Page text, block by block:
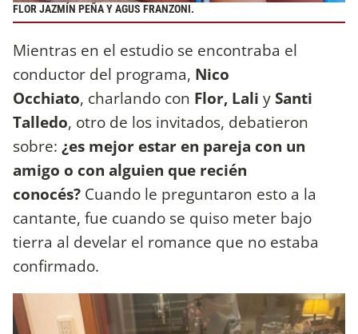
FLOR JAZMÍN PEÑAYAGUS FRANZONI.
Mientras en el estudio se encontraba el
conductor del programa, Nico
Occhiato, charlando con Flor, Lali ySanti
Talledo, otro de los invitados, debatieron
sobre: ¿es mejor estar en pareja con un
amigo o con alguien que recién
conocés? Cuando le preguntaron esto a la
cantante, fue cuando se quiso meter bajo
tierra al develar el romance que no estaba
confirmado.